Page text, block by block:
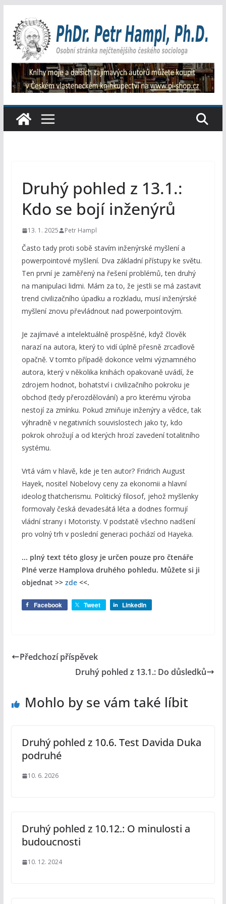
obsah
Druhý pohled z 13.1.:
Kdo se bojí inženýrů
13. 1. 2025 Petr Hampl
Často tady proti sobě stavím inženýrské myšlení a
powerpointové myšlení. Dva základní přístupy ke světu.
Ten první je zaměřený na řešení problémů, ten druhý
na manipulaci lidmi. Mám za to, že jestli se má zastavit
trend civilizačního úpadku a rozkladu, musí inženýrské
myšlení znovu převládnout nad powerpointovým.
Je zajímavé a intelektuálně prospěšné, když člověk
narazí na autora, který to vidí úplně přesně zrcadlově
opačně. V tomto případě dokonce velmi významného
autora, který v několika knihách opakovaně uvádí, že
zdrojem hodnot, bohatství i civilizačního pokroku je
obchod (tedy přerozdělování) a pro kterému výroba
nestojí za zmínku. Pokud zmiňuje inženýry a vědce, tak
výhradně v negativních souvislostech jako ty, kdo
pokrok ohrožují a od kterých hrozí zavedení totalitního
systému.
Vrtá vám v hlavě, kde je ten autor? Fridrich August
Hayek, nositel Nobelovy ceny za ekonomii a hlavní
ideolog thatcherismu. Politický filosof, jehož myšlenky
formovaly česká devadesátá léta a dodnes formují
vládní strany i Motoristy. V podstatě všechno nadšení
pro volný trh v poslední generaci pochází od Hayeka.
... plný text této glosy je určen pouze pro čtenáře
Plné verze Hamplova druhého pohledu. Můžete si ji
objednat >> zde<<.
Facebook Tweet LinkedIn
Předchozí příspěvek
Druhý pohled z 13.1.: Do důsledků
Mohlo by se vám také líbit
Druhý pohled z 10.6. Test Davida Duka
podruhé
10. 6. 2026
Druhý pohled z 10.12.: O minulosti a
budoucnosti
10. 12. 2024